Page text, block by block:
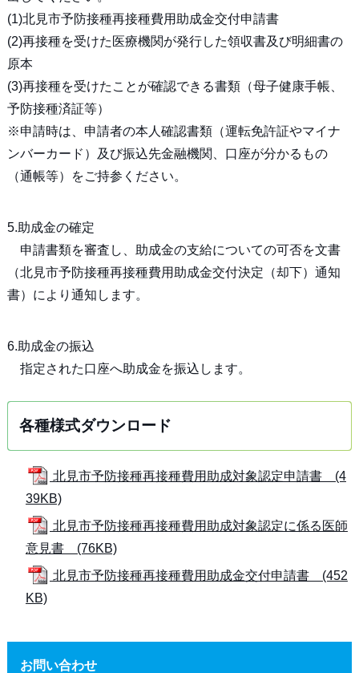
(1)北見市予防接種再接種費用助成金交付申請書
(2)再接種を受けた医療機関が発行した領収書及び明細書の
原本
(3)再接種を受けたことが確認できる書類（母子健康手帳、
予防接種済証等）
※申請時は、申請者の本人確認書類（運転免許証やマイナ
ンバーカード）及び振込先金融機関、口座が分かるもの
（通帳等）をご持参ください。
5.助成金の確定
申請書類を審査し、助成金の支給についての可否を文書
（北見市予防接種再接種費用助成金交付決定（却下）通知
書）により通知します。
6.助成金の振込
指定された口座へ助成金を振込します。
各種様式ダウンロード
北見市予防接種再接種費用助成対象認定申請書 (4
39KB)
北見市予防接種再接種費用助成対象認定に係る医師
意見書 (76KB)
北見市予防接種再接種費用助成金交付申請書 (452
KB)
お問い合わせ